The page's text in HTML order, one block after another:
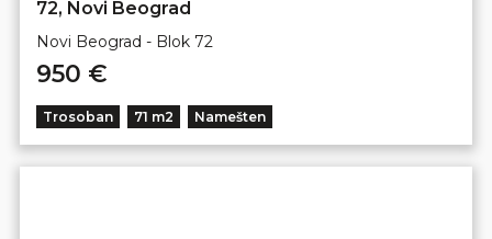
72, Novi Beograd
Novi Beograd - Blok 72
950 €
Trosoban 71 m2 Namešten